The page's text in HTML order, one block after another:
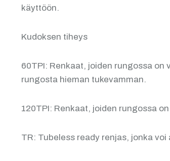
käyttöön.
Kudoksen tiheys
60TPI: Renkaat, joiden rungossa
rungosta hieman tukevamman.
120TPI: Renkaat, joiden rungossa
TR: Tubeless ready renjas, jonka